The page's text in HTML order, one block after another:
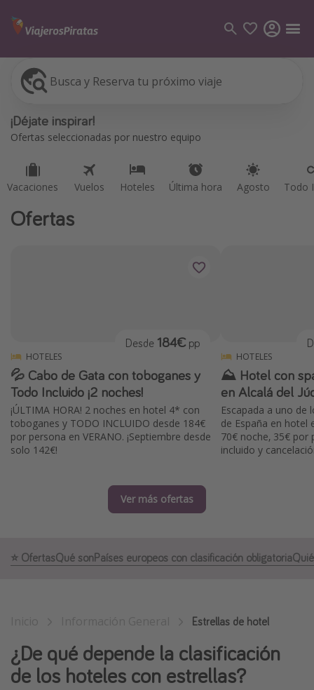
Busca y Reserva tu próximo viaje
¡Déjate inspirar!
Ofertas seleccionadas por nuestro equipo
Vacaciones Vuelos Hoteles Última hora Agosto Todo
Vacaciones
Vuelos
Viajes
Islas Baleares
México
Tailandia
Maldivas
Albania
Inspiración para viajes
Viajes en tren
Vacaciones de Playa
Viajes para singles
Ofertas
HOTELES
💦 Cabo de Gata con toboganes y
Todo Incluido ¡2 noches!
¡ÚLTIMA HORA! 2 noches en hotel 4* con
toboganes y TODO INCLUIDO desde 184€
por persona en VERANO. ¡Septiembre desde
solo 142€!
Desde 184€ pp
HOTELES
⛰️ Hotel con
en Alcalá del
Escapada a uno de
de España en hotel
70€ noche, 35€ por
incluido y
Ver más ofertas
⭐️ OfertasQué sonPaíses europeos con clasificación obligatoria
Estrellas de hotel
¿De qué depende la clasificación
de los hoteles con estrellas?